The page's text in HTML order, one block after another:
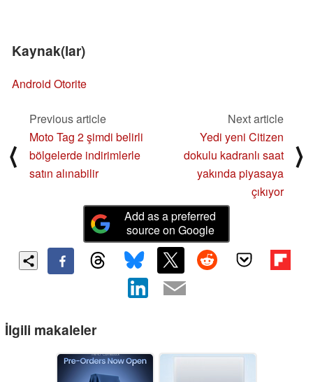
Kaynak(lar)
Android Otorite
⟨
Previous article
Moto Tag 2 şimdi belirli
bölgelerde indirimlerle
satın alınabilir
Next article
Yedi yeni Citizen
dokulu kadranlı saat
yakında piyasaya
çıkıyor
⟩
Add as a preferred
source on Google
İlgili makaleler